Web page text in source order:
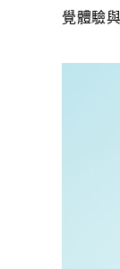
覺體驗